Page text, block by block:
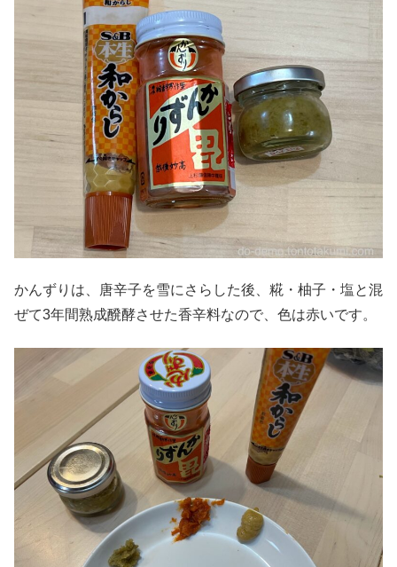
かんずりは、唐辛子を雪にさらした後、糀・柚子・塩と混
ぜて3年間熟成醗酵させた香辛料なので、色は赤いです。